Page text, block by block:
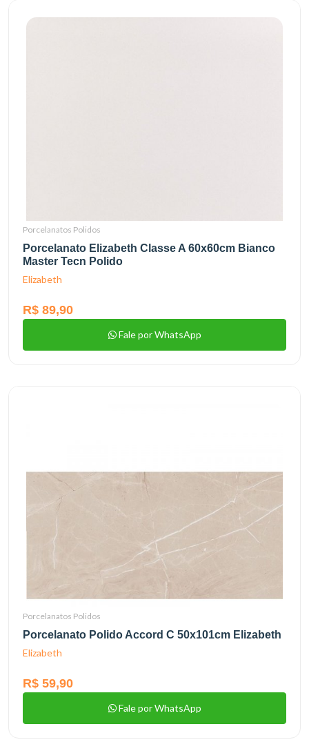
Porcelanatos Polidos
Porcelanato Elizabeth Classe A 60x60cm Bianco
Master Tecn Polido
Elizabeth
R$ 89,90
Fale por WhatsApp
Porcelanatos Polidos
Porcelanato Polido Accord C 50x101cm Elizabeth
Elizabeth
R$ 59,90
Fale por WhatsApp